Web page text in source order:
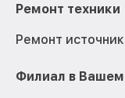
Ремонт техники
Ремонт
Филиал в